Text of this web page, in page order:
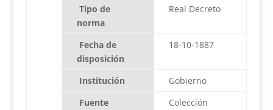
Tipo de
norma
Real Decreto
Fecha de
disposición
18-10-1887
Institución
Gobierno
Fuente
Colección